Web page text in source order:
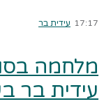
17:17 עידית בר
מלחמה
עידית בר